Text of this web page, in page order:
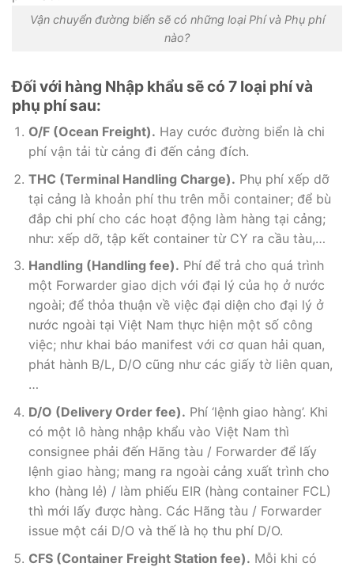
Vận chuyển đường biển sẽ có những loại Phí và Phụ phí
nào?
Đối với hàng Nhập khẩu sẽ có 7 loại phí và
phụ phí sau:
O/F (Ocean Freight). Hay cước đường biển là chi
phí vận tải từ cảng đi đến cảng đích.
THC (Terminal Handling Charge). Phụ phí xếp dỡ
tại cảng là khoản phí thu trên mỗi container; để bù
đắp chi phí cho các hoạt động làm hàng tại cảng;
như: xếp dỡ, tập kết container từ CY ra cầu tàu,…
Handling (Handling fee). Phí để trả cho quá trình
một Forwarder giao dịch với đại lý của họ ở nước
ngoài; để thỏa thuận về việc đại diện cho đại lý ở
nước ngoài tại Việt Nam thực hiện một số công
việc; như khai báo manifest với cơ quan hải quan,
phát hành B/L, D/O cũng như các giấy tờ liên quan,
…
D/O (Delivery Order fee). Phí ‘lệnh giao hàng’. Khi
có một lô hàng nhập khẩu vào Việt Nam thì
consignee phải đến Hãng tàu / Forwarder để lấy
lệnh giao hàng; mang ra ngoài cảng xuất trình cho
kho (hàng lẻ) / làm phiếu EIR (hàng container FCL)
thì mới lấy được hàng. Các Hãng tàu / Forwarder
issue một cái D/O và thế là họ thu phí D/O.
CFS (Container Freight Station fee). Mỗi khi có